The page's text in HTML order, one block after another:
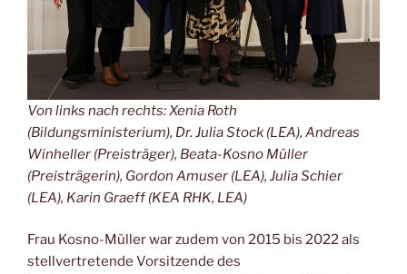
Von links nach rechts: Xenia Roth
(Bildungsministerium), Dr. Julia Stock (LEA), Andreas
Winheller (Preisträger), Beata-Kosno Müller
(Preisträgerin), Gordon Amuser (LEA), Julia Schier
(LEA), Karin Graeff (KEA RHK, LEA)
Frau Kosno-Müller war zudem von 2015 bis 2022 als
stellvertretende Vorsitzende des